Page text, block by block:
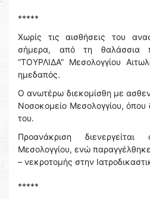
*****
Χωρίς τις αισθήσεις του
σήμερα, από τη θαλάσσια
“ΤΟΥΡΛΙΔΑ” Μεσολογγίου
ημεδαπός.
Ο ανωτέρω διεκομίσθη με
Νοσοκομείο Μεσολογγίου, όπου
του.
Προανάκριση
Μεσολογγίου, ενώ
– νεκροτομής στην
*****